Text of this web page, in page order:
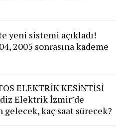
yeni sistemi açıkladı!
2005 sonrasına kademe
ELEKTRİK KESİNTİSİ
Elektrik İzmir’de
kaç saat sürecek?